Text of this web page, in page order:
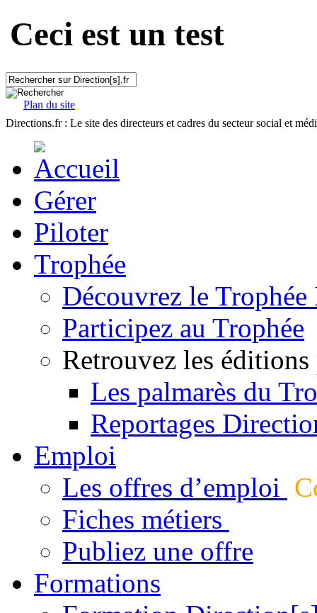
Ceci est un test
Plan du site
Directions.fr : Le site des directeurs et cadres du secteur social et
Gérer
Piloter
Trophée
Découvrez le
Participez au Trophée
Retrouvez les éditions
Les palmarès du
Reportages
Emploi
Les offres d’emploi
Fiches métiers
Publiez une offre
Formations